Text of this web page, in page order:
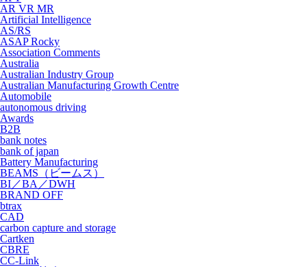
AR VR MR
Artificial Intelligence
AS/RS
ASAP Rocky
Association Comments
Australia
Australian Industry Group
Australian Manufacturing Growth Centre
Automobile
autonomous driving
Awards
B2B
bank notes
bank of japan
Battery Manufacturing
BEAMS（ビームス）
BI／BA／DWH
BRAND OFF
btrax
CAD
carbon capture and storage
Cartken
CBRE
CC-Link